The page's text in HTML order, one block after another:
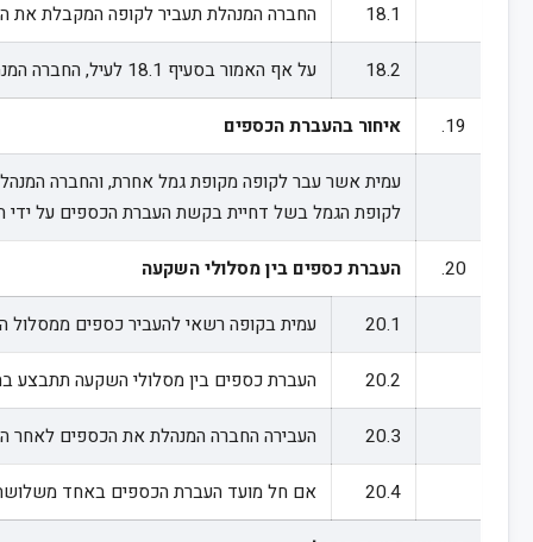
18.1 החברה המנהלת תעביר לקופה המקבלת את
18.2 על אף האמור בסעיף 18.1 לעיל, החברה המנהלת לא תעביר את חלק היתרה הצבורה של העמית שלא ניתן להעבירו, לרבות בשל עיקול או שיעבוד כדין, לפי העניין.
19. איחור בהעברת הכספים
לקופת הגמל בשל דחיית בקשת העברת הכספים על ידי
20. העברת כספים בין מסלולי השקעה
20.1 עמית בקופה רשאי להעביר כספים
20.2 העברת כספים בין מסלולי השקעה תתבצע
20.3 העבירה החברה המנהלת את הכספים לאחר המועד הקבוע בסעיף 20.2 לעיל, יחולו לעניין זה
20.4 אם חל מועד העברת הכספים באחד משלושת